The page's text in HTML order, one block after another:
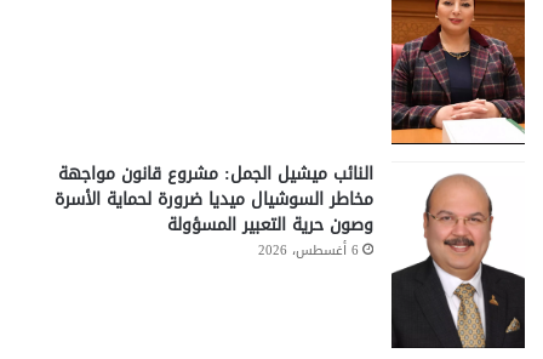
النائب ميشيل الجمل: مشروع قانون مواجهة
مخاطر السوشيال ميديا ضرورة لحماية الأسرة
وصون حرية التعبير المسؤولة
6 أغسطس، 2026